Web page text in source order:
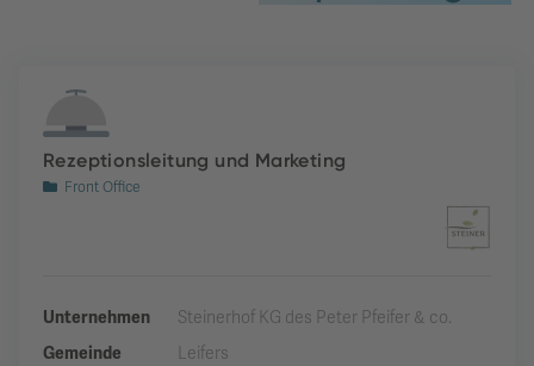
Rezeptionsleitung und Marketing
Front Office
Unternehmen
Steinerhof KG des Peter Pfeifer & co.
Gemeinde
Leifers